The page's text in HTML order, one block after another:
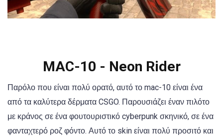
MAC-10 - Neon Rider
Παρόλο που είναι πολύ ορατό, αυτό το mac-10 είναι ένα
από τα καλύτερα δέρματα CSGO. Παρουσιάζει έναν πιλότο
με κράνος σε ένα φουτουριστικό cyberpunk σκηνικό, σε ένα
φανταχτερό ροζ φόντο. Αυτό το skin είναι πολύ προσιτό και